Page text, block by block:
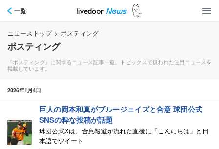
一覧
ニューストップ > ポスティング
ポスティング
『ポスティング』に関するニュース記事一覧。トピックスで扱われた注目ニュースを
掲載しています。
2026年1月4日
巨人の岡本和真がブルージェイズと合意 球団公式
SNSの粋な投稿が話題
球団公式Xは、合意報道が流れた直後に「こんにちは」と日
本語でツイート